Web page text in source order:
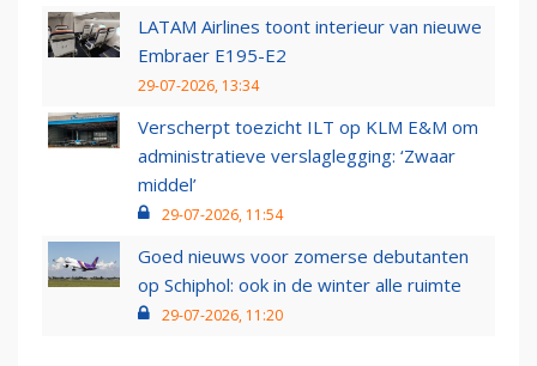
LATAM Airlines toont interieur van nieuwe
Embraer E195-E2
29-07-2026, 13:34
Verscherpt toezicht ILT op KLM E&M om
administratieve verslaglegging: ‘Zwaar
middel’
29-07-2026, 11:54
Goed nieuws voor zomerse debutanten
op Schiphol: ook in de winter alle ruimte
29-07-2026, 11:20